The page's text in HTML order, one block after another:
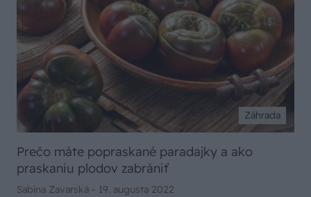
Záhrada
Prečo máte popraskané paradajky a ako
praskaniu plodov zabrániť
Sabína Zavarská - 19. augusta 2022